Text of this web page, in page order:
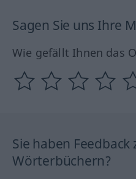
Sagen Sie uns Ihre
Wie gefällt Ihnen das
Sie haben
Wörterbüchern?